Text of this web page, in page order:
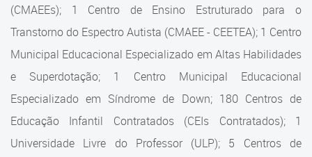
Portal ICS Instituto Curitiba de
Portal Aprendere
Portal do Servidor
Superintendência Executiva
Departamento de Logística
Departamento de Logística
Gerência de Almoxarifado
(CMAEEs); 1 Centro de Ensino Estruturado para o
Transtorno do Espectro Autista (CMAEE - CEETEA); 1 Centro
Municipal Educacional Especializado em Altas Habilidades
e Superdotação; 1 Centro Municipal Educacional
Especializado em Síndrome de Down; 180 Centros de
Educação Infantil Contratados (CEIs Contratados); 1
Universidade Livre do Professor (ULP); 5 Centros de